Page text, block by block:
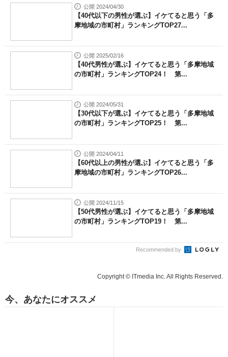
公開 2024/04/30
【40代以下の男性が選ぶ】イケてると思う「多
摩地域の市町村」ランキングTOP27...
公開 2025/02/16
【40代男性が選ぶ】イケてると思う「多摩地域
の市町村」ランキングTOP24！ 第...
公開 2024/05/31
【30代以下が選ぶ】イケてると思う「多摩地域
の市町村」ランキングTOP25！ 第...
公開 2024/04/11
【60代以上の男性が選ぶ】イケてると思う「多
摩地域の市町村」ランキングTOP26...
公開 2024/11/15
【50代男性が選ぶ】イケてると思う「多摩地域
の市町村」ランキングTOP19！ 第...
Recommended by
Copyright © ITmedia Inc. All Rights Reserved.
今、あなたにオススメ